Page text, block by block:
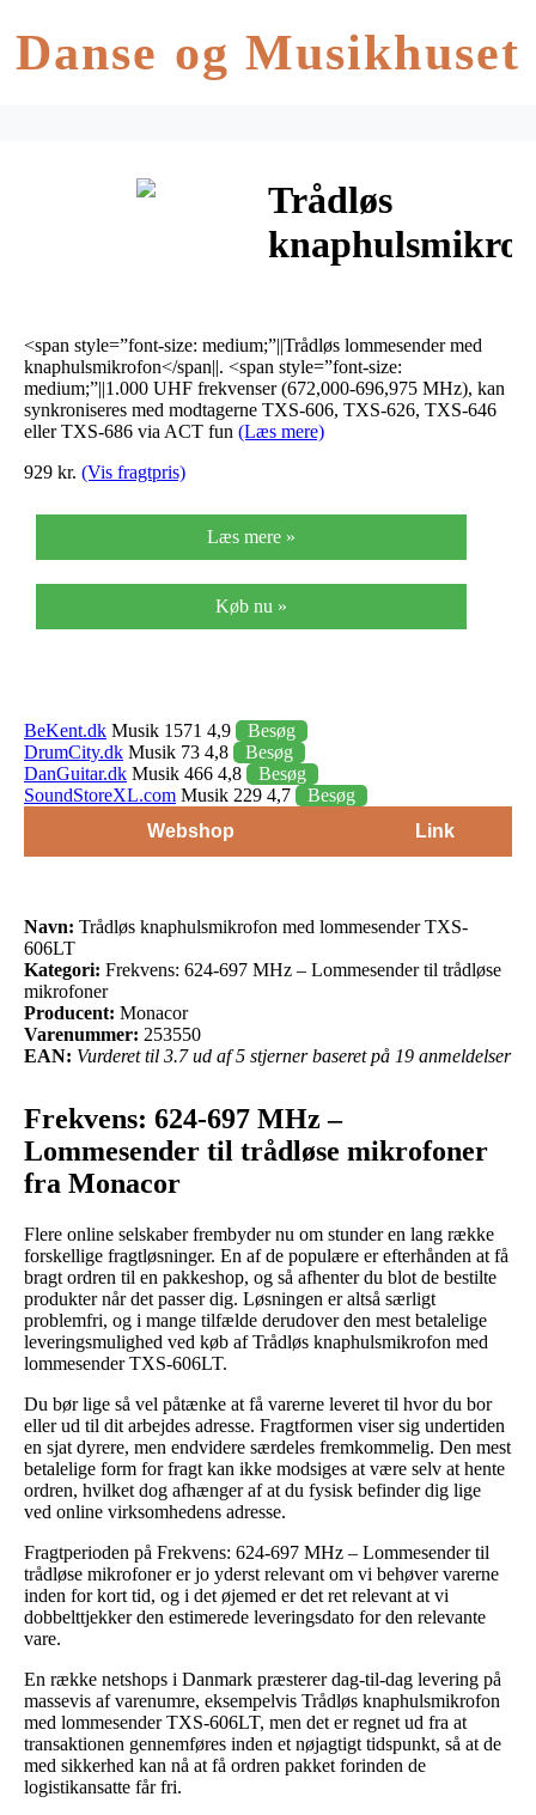
Danse og Musikhuset
Trådløs
lommesender
TXS-606LT
<span style=”font-size: medium;”||Trådløs lommesender med
knaphulsmikrofon</span||. <span style=”font-size:
medium;”||1.000 UHF frekvenser (672,000-696,975 MHz), kan
synkroniseres med modtagerne TXS-606, TXS-626, TXS-646
eller TXS-686 via ACT fun (Læs mere)
929 kr. (Vis fragtpris)
Læs mere »
Køb nu »
BeKent.dk Musik 1571 4,9
Besøg
DrumCity.dk Musik 73 4,8
Besøg
DanGuitar.dk Musik 466 4,8
Besøg
SoundStoreXL.com Musik 229 4,7
Besøg
Webshop
Link
Navn: Trådløs knaphulsmikrofon med lommesender TXS-
606LT
Kategori: Frekvens: 624-697 MHz – Lommesender til trådløse
mikrofoner
Producent: Monacor
Varenummer: 253550
EAN: Vurderet til 3.7 ud af 5 stjerner baseret på 19 anmeldelser
Frekvens: 624-697 MHz –
Lommesender til trådløse mikrofoner
fra Monacor
Flere online selskaber frembyder nu om stunder en lang række
forskellige fragtløsninger. En af de populære er efterhånden at få
bragt ordren til en pakkeshop, og så afhenter du blot de bestilte
produkter når det passer dig. Løsningen er altså særligt
problemfri, og i mange tilfælde derudover den mest betalelige
leveringsmulighed ved køb af Trådløs knaphulsmikrofon med
lommesender TXS-606LT.
Du bør lige så vel påtænke at få varerne leveret til hvor du bor
eller ud til dit arbejdes adresse. Fragtformen viser sig undertiden
en sjat dyrere, men endvidere særdeles fremkommelig. Den mest
betalelige form for fragt kan ikke modsiges at være selv at hente
ordren, hvilket dog afhænger af at du fysisk befinder dig lige
ved online virksomhedens adresse.
Fragtperioden på Frekvens: 624-697 MHz – Lommesender til
trådløse mikrofoner er jo yderst relevant om vi behøver varerne
inden for kort tid, og i det øjemed er det ret relevant at vi
dobbelttjekker den estimerede leveringsdato for den relevante
vare.
En række netshops i Danmark præsterer dag-til-dag levering på
massevis af varenumre, eksempelvis Trådløs knaphulsmikrofon
med lommesender TXS-606LT, men det er regnet ud fra at
transaktionen gennemføres inden et nøjagtigt tidspunkt, så at de
med sikkerhed kan nå at få ordren pakket forinden de
logistikansatte får fri.